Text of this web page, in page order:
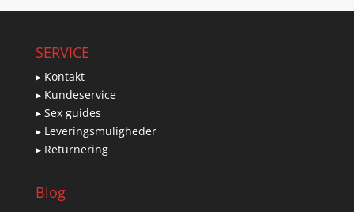
SERVICE
▸ Kontakt
▸ Kundeservice
▸ Sex guides
▸ Leveringsmuligheder
▸ Returnering
Blog